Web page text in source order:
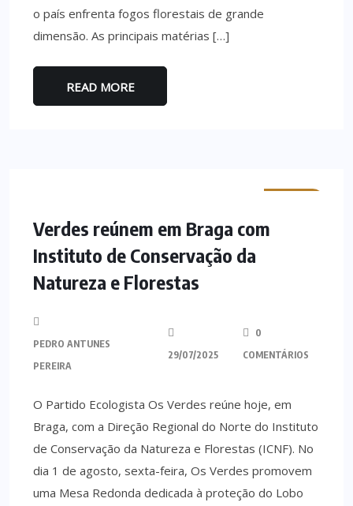
o país enfrenta fogos florestais de grande
dimensão. As principais matérias […]
READ MORE
Verdes reúnem em Braga com
Instituto de Conservação da
Natureza e Florestas
PEDRO ANTUNES
PEREIRA
29/07/2025
0
COMENTÁRIOS
O Partido Ecologista Os Verdes reúne hoje, em
Braga, com a Direção Regional do Norte do Instituto
de Conservação da Natureza e Florestas (ICNF). No
dia 1 de agosto, sexta-feira, Os Verdes promovem
uma Mesa Redonda dedicada à proteção do Lobo